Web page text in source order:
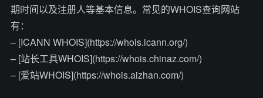
期时间以及注册人等基本信息。常见的WHOIS查询网站
有：
– [ICANN WHOIS](https://whois.icann.org/)
– [站长工具WHOIS](https://whois.chinaz.com/)
– [爱站WHOIS](https://whois.aizhan.com/)